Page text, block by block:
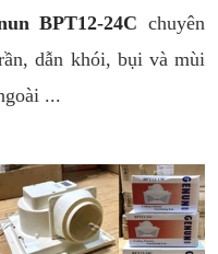
BPT12-24C chuyên
dẫn khói, bụi và mùi
...